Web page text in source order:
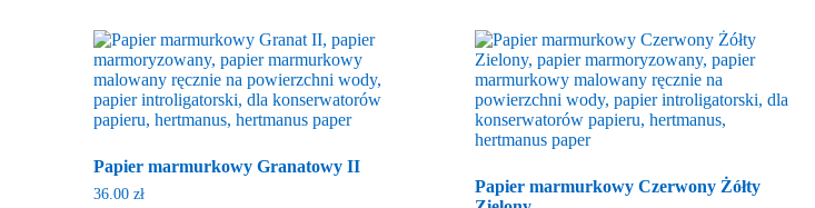
Papier marmurkowy Granatowy II
36.00 zł
Papier marmurkowy Czerwony Żółty